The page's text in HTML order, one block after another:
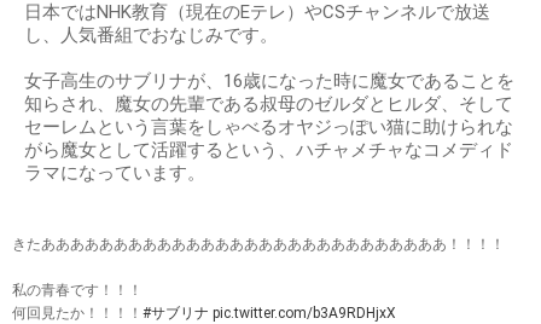
日本ではNHK教育（現在のEテレ）やCSチャンネルで放送
し、人気番組でおなじみです。
女子高生のサブリナが、16歳になった時に魔女であることを
知らされ、魔女の先輩である叔母のゼルダとヒルダ、そして
セーレムという言葉をしゃべるオヤジっぽい猫に助けられな
がら魔女として活躍するという、ハチャメチャなコメディド
ラマになっています。
きたああああああああああああああああああああああああああああ！！！！
私の青春です！！！
何回見たか！！！！ #サブリナ pic.twitter.com/b3A9RDHjxX